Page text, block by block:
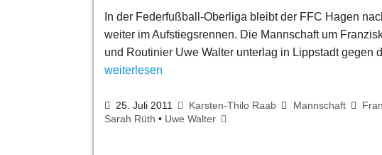
In der Federfußball-Oberliga bleibt der FFC Hagen
weiter im Aufstiegsrennen. Die Mannschaft um
und Routinier Uwe Walter unterlag in Lippstadt gegen
weiterlesen
25. Juli 2011 Karsten-Thilo Raab Mannschaft
Sarah Rüth • Uwe Walter